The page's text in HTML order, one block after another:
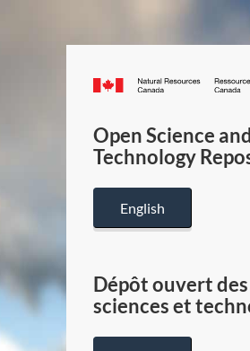
Canada.ca
Open Science and
Technology
English
Dépôt ouvert des
sciences et